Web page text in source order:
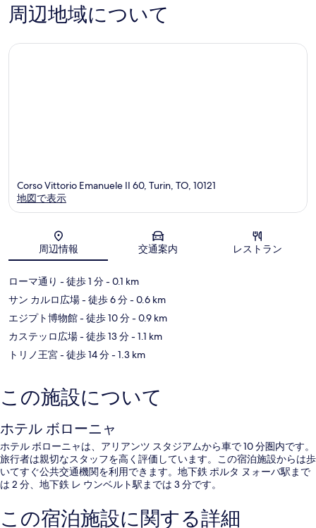
口
コ
ミ
周辺地域について
地図
Corso Vittorio Emanuele II 60, Turin, TO, 10121
地図で表示
周辺情報 交通案内 レストラン
ローマ通り - 徒歩 1 分- 0.1 km
サン カルロ広場- 徒歩 6 分- 0.6 km
エジプト博物館- 徒歩 10 分- 0.9 km
カステッロ広場- 徒歩 13 分- 1.1 km
トリノ王宮- 徒歩 14 分- 1.3 km
この施設について
ホテル ボローニャ
ホテル ボローニャは、アリアンツ スタジアムから車で 10 分圏内です。
旅行者は親切なスタッフを高く評価しています。この宿泊施設からは歩
いてすぐ公共交通機関を利用できます。地下鉄 ポルタ ヌォーバ駅まで
は 2 分、地下鉄 レ ウンベルト駅までは 3 分です。
この宿泊施設に関する詳細